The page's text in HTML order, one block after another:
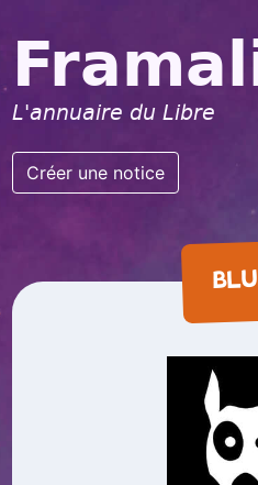
L'annuaire du Libre
Créer une notice